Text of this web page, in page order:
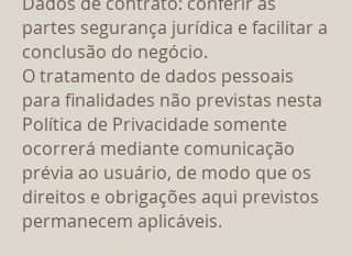
partes segurança jurídica e facilitar a
conclusão do negócio.
O tratamento de dados pessoais
para finalidades não previstas nesta
Política de Privacidade somente
ocorrerá mediante comunicação
prévia ao usuário, de modo que os
direitos e obrigações aqui previstos
permanecem aplicáveis.